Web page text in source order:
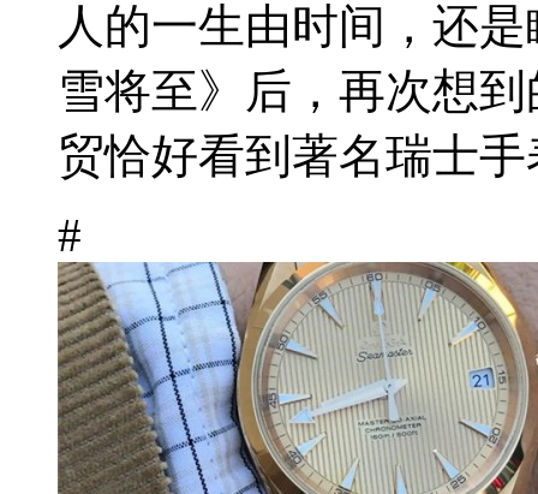
人的一生由时间，还
雪将至》后，再次想
贸恰好看到著名瑞士
#